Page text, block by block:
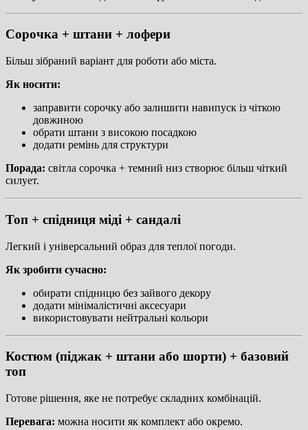
Сорочка + штани + лофери
Більш зібраний варіант для роботи або міста.
Як носити:
заправити сорочку або залишити навипуск із чіткою
довжиною
обрати штани з високою посадкою
додати ремінь для структури
Порада: світла сорочка + темний низ створює більш чіткий
силует.
Топ + спідниця міді + сандалі
Легкий і універсальний образ для теплої погоди.
Як зробити сучасно:
обирати спідницю без зайвого декору
додати мінімалістичні аксесуари
використовувати нейтральні кольори
Костюм (піджак + штани або шорти) + базовий
топ
Готове рішення, яке не потребує складних комбінацій.
Перевага: можна носити як комплект або окремо.